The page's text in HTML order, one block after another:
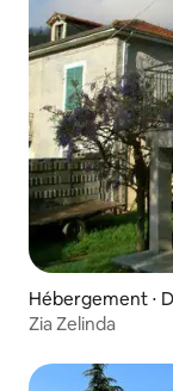
Hébergement ⋅
Zia Zelinda